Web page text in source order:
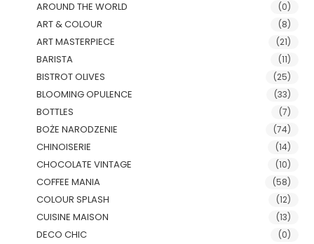
AROUND THE WORLD (0)
ART & COLOUR (8)
ART MASTERPIECE (21)
BARISTA (11)
BISTROT OLIVES (25)
BLOOMING OPULENCE (33)
BOTTLES (7)
BOŻE NARODZENIE (74)
CHINOISERIE (14)
CHOCOLATE VINTAGE (10)
COFFEE MANIA (58)
COLOUR SPLASH (12)
CUISINE MAISON (13)
DECO CHIC (0)